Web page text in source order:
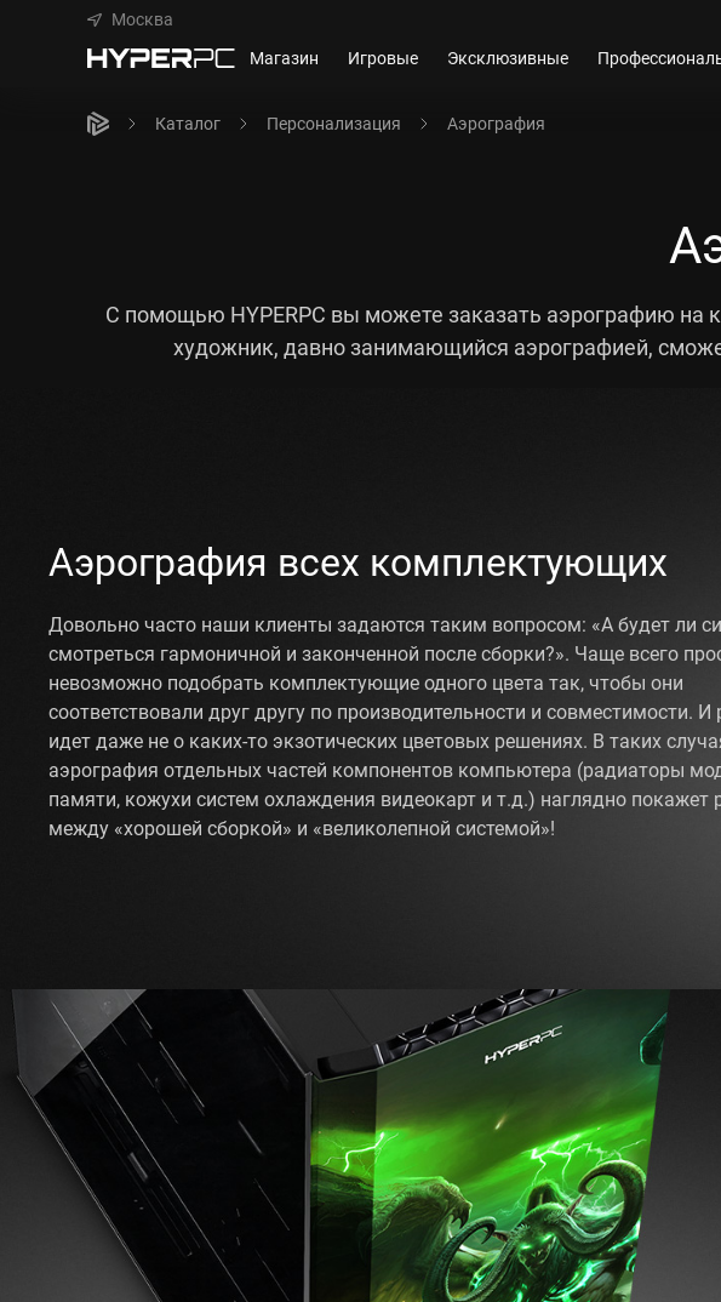
Москва
Магазин
Игровые Эксклюзивные
Каталог Персонализация Аэрография
С помощью HYPERPC вы можете заказать аэрографию
художник, давно занимающийся аэрографией,
Аэрография всех комплектующих
Довольно часто наши клиенты задаются таким вопросом: «А будет ли
смотреться гармоничной и законченной после сборки?». Чаще всего
невозможно подобрать комплектующие одного цвета так, чтобы они
соответствовали друг другу по производительности и совместимости. И
идет даже не о каких-то экзотических цветовых решениях. В таких
аэрография отдельных частей компонентов компьютера (радиаторы
памяти, кожухи систем охлаждения видеокарт и т.д.) наглядно покажет
между «хорошей сборкой» и «великолепной системой»!